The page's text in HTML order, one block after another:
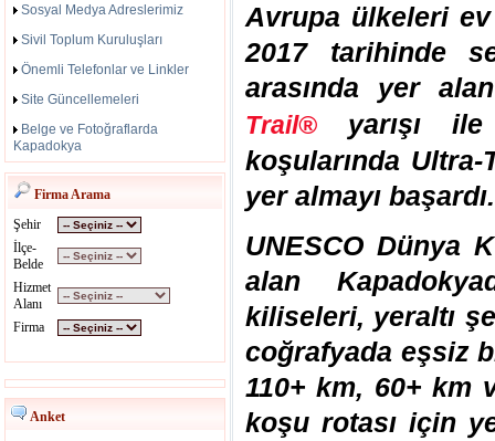
Sosyal Medya Adreslerimiz
Sivil Toplum Kuruluşları
Önemli Telefonlar ve Linkler
Site Güncellemeleri
Belge ve Fotoğraflarda
Kapadokya
Firma Arama
Şehir
İlçe-
Belde
Hizmet
Alanı
Firma
Anket
Avrupa ülkeleri
2017 tarihinde
arasında yer
Trail®
yarışı
koşularında
yer almayı başardı.
UNESCO Dünya
alan
kiliseleri, yeraltı
coğrafyada eşsiz
110+ km, 60+ km
koşu rotası için